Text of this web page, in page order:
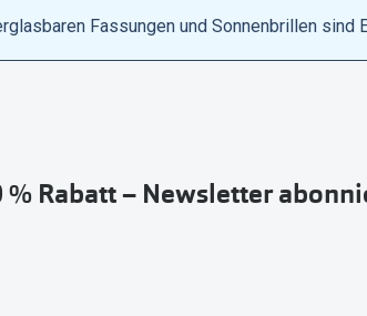
Fassungen und Sonnenbrillen
% Rabatt – Newsletter